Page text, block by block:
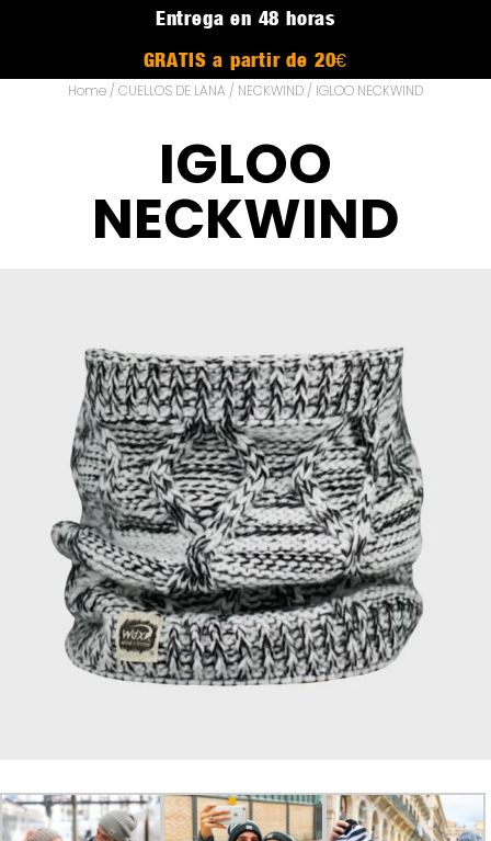
Entrega en 48 horas
GRATIS a partir de 20€
Home / CUELLOS DE LANA / NECKWIND / IGLOO NECKWIND
IGLOO
NECKWIND